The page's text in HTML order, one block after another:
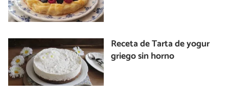
Receta de Tarta de yogur
griego sin horno